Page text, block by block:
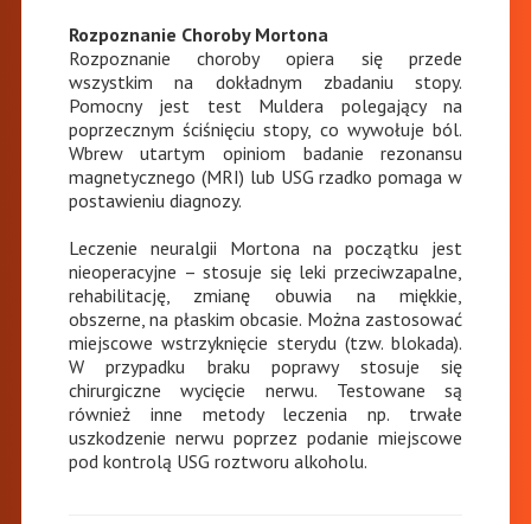
Rozpoznanie Choroby Mortona
Rozpoznanie choroby opiera się przede
wszystkim na dokładnym zbadaniu stopy.
Pomocny jest test Muldera polegający na
poprzecznym ściśnięciu stopy, co wywołuje ból.
Wbrew utartym opiniom badanie rezonansu
magnetycznego (MRI) lub USG rzadko pomaga w
postawieniu diagnozy.
Leczenie neuralgii Mortona na początku jest
nieoperacyjne – stosuje się leki przeciwzapalne,
rehabilitację, zmianę obuwia na miękkie,
obszerne, na płaskim obcasie. Można zastosować
miejscowe wstrzyknięcie sterydu (tzw. blokada).
W przypadku braku poprawy stosuje się
chirurgiczne wycięcie nerwu. Testowane są
również inne metody leczenia np. trwałe
uszkodzenie nerwu poprzez podanie miejscowe
pod kontrolą USG roztworu alkoholu.